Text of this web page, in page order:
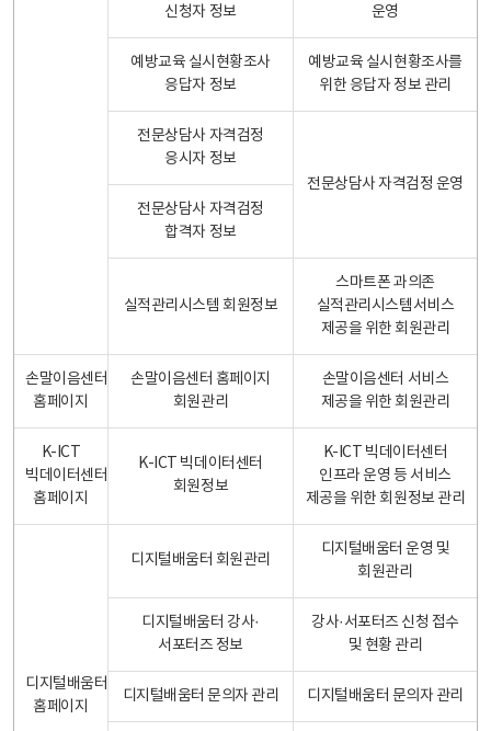
신청자 정보
운영
예방교육 실시현황조사
응답자 정보
예방교육 실시현황조사를
위한 응답자 정보 관리
전문상담사 자격검정
응시자 정보
전문상담사 자격검정 운영
전문상담사 자격검정
합격자 정보
실적관리시스템 회원정보
스마트폰 과의존
실적관리시스템서비스
제공을 위한 회원관리
손말이음센터
홈페이지
손말이음센터 홈페이지
회원관리
손말이음센터 서비스
제공을 위한 회원관리
K-ICT
빅데이터센터
홈페이지
K-ICT 빅데이터센터
회원정보
K-ICT 빅데이터센터
인프라 운영 등 서비스
제공을 위한 회원정보 관리
디지털배움터
홈페이지
디지털배움터 회원관리
디지털배움터 운영 및
회원관리
디지털배움터 강사·
서포터즈 정보
강사·서포터즈 신청 접수
및 현황 관리
디지털배움터 문의자 관리 디지털배움터 문의자 관리